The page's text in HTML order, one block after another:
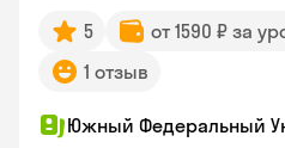
5 от 1590 ₽ за
1 отзыв
Южный Федеральный